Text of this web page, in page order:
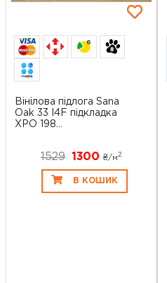
6
Вінілова підлога Sana
Oak 33 I4F підкладка
XPO 198...
1529 1300 ₴/м 2
В КОШИК